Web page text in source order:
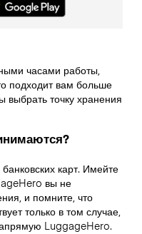
часами работы,
подходит вам больше
выбрать точку хранения
карт. Имейте
вы не
и помните, что
только в том случае,
LuggageHero.